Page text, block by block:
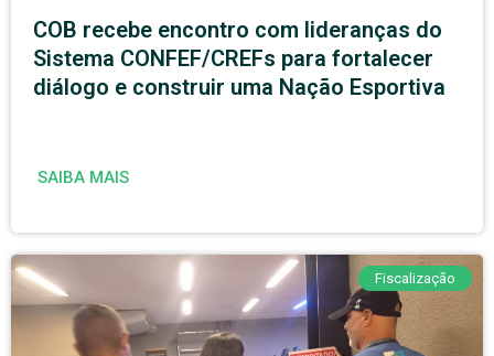
COB recebe encontro com lideranças do
Sistema CONFEF/CREFs para fortalecer
diálogo e construir uma Nação Esportiva
SAIBA MAIS
Fiscalização